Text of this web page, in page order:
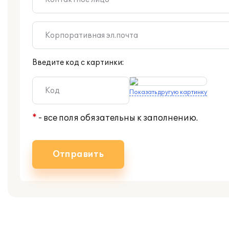
Введите код с картинки:
Показать другую картинку
* - все поля обязательны к заполнению.
Отправить